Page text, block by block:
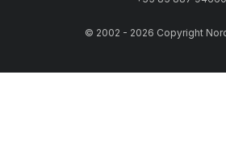
© 2002 - 2026 Copyright